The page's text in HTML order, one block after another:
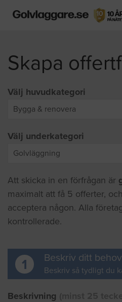
Skapa
Välj huvudkategori
Välj underkategori
Att skicka in en förfrågan är
maximalt att få 5 offerter,
acceptera någon. Alla
kontrollerade.
1 Beskriv ditt behov
Beskriv så tydligt du
Beskrivning